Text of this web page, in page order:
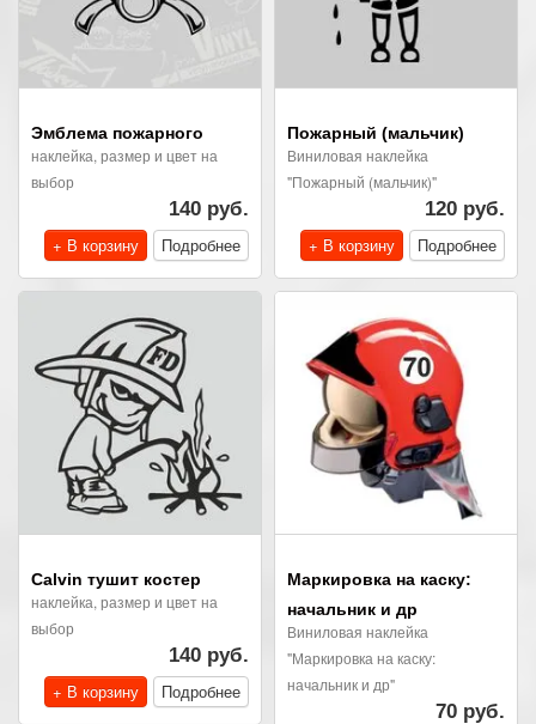
Эмблема пожарного
наклейка, размер и цвет на
выбор
140 руб.
+ В корзину
Подробнее
Пожарный (мальчик)
Виниловая наклейка
"Пожарный (мальчик)"
120 руб.
+ В корзину
Подробнее
Calvin тушит костер
наклейка, размер и цвет на
выбор
140 руб.
+ В корзину
Подробнее
Маркировка на каску:
начальник и др
Виниловая наклейка
"Маркировка на каску:
начальник и др"
70 руб.